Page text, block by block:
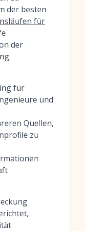
der besten
für
der
für
und
Quellen,
zu